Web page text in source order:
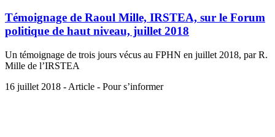
Témoignage de Raoul Mille, IRSTEA, sur le Forum
politique de haut niveau, juillet 2018
Un témoignage de trois jours vécus au FPHN en juillet 2018, par R.
Mille de l’IRSTEA
16 juillet 2018 - Article - Pour s’informer